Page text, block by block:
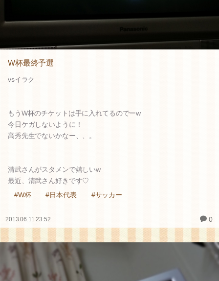
W杯最終予選
vsイラク
もうW杯のチケットは手に入れてるのでーw
今日ケガしないように！
高秀先生でないかなー、、。
清武さんがスタメンで嬉しいw
最近、清武さん好きです♡
#W杯
#日本代表 #サッカー
2013.06.11 23:52 0